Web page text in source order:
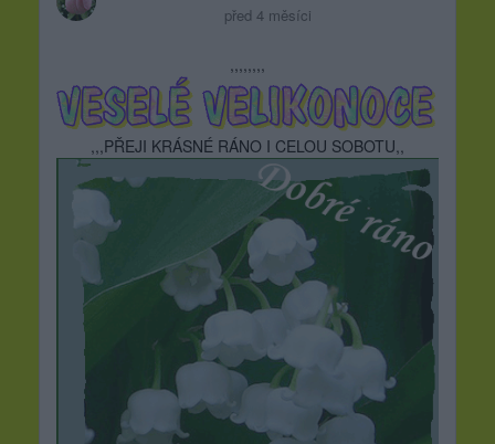
před 4 měsíci
,,,,,,,,
,,,PŘEJI KRÁSNÉ RÁNO I CELOU SOBOTU,,